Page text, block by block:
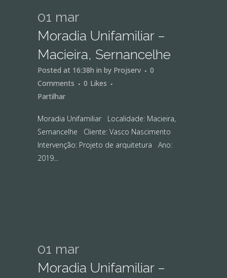
01 mar
Moradia Unifamiliar –
Macieira, Sernancelhe
Posted at 16:38h in by Projserv
0
Comments
0 Likes
Partilhar
Moradia Unifamiliar Localidade: Macieira,
Sernancelhe Cliente: Vasco Nascimento
Intervenção: Projeto de arquitetura Ano:
2019...
01 mar
Moradia Unifamiliar –